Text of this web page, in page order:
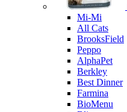
Mi-Мi
All Cats
BrooksField
Peppo
AlphaPet
Berkley
Best Dinner
Farmina
BioMenu